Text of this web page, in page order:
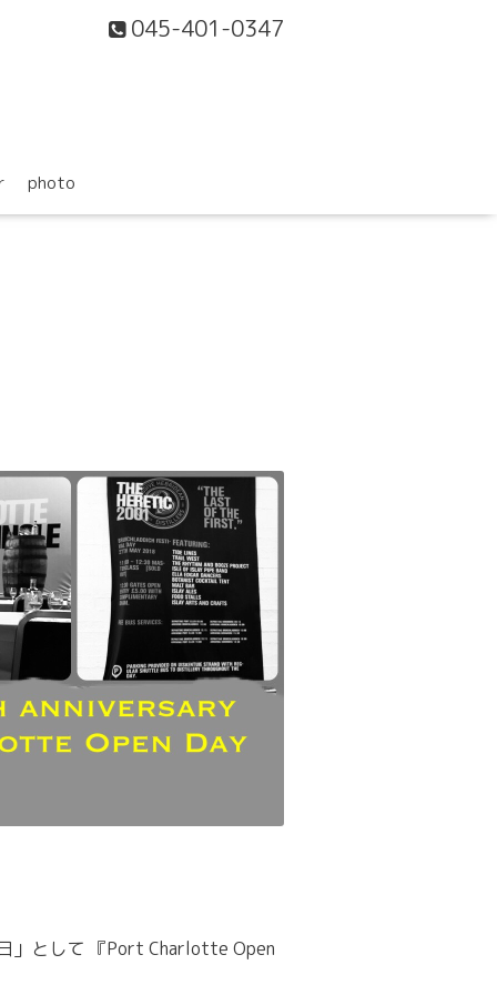
045-401-0347
photo
」として 『Port Charlotte Open